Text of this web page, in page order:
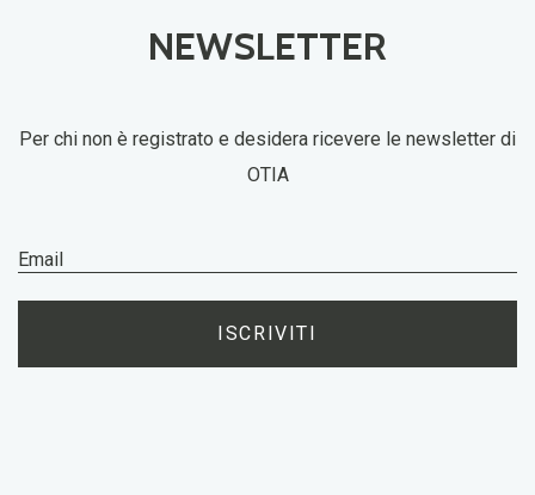
NEWSLETTER
Per chi non è registrato e desidera ricevere le newsletter di
OTIA
ISCRIVITI